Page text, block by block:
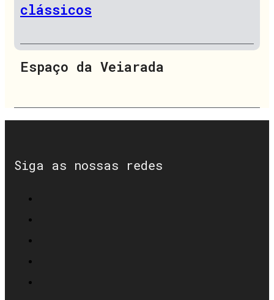
clássicos
Espaço da Veiarada
Siga as nossas redes